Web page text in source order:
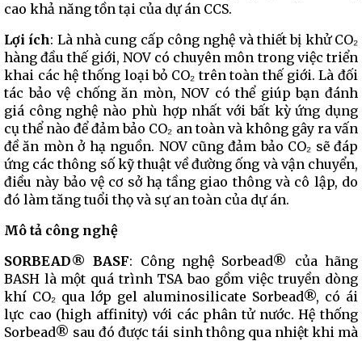
cao khả năng tồn tại của dự án CCS.
Lợi ích: Là nhà cung cấp công nghệ và thiết bị khử CO₂
hàng đầu thế giới, NOV có chuyên môn trong việc triển
khai các hệ thống loại bỏ CO₂ trên toàn thế giới. Là đối
tác bảo vệ chống ăn mòn, NOV có thể giúp bạn đánh
giá công nghệ nào phù hợp nhất với bất kỳ ứng dụng
cụ thể nào để đảm bảo CO₂ an toàn và không gây ra vấn
đề ăn mòn ở hạ nguồn. NOV cũng đảm bảo CO₂ sẽ đáp
ứng các thông số kỹ thuật về đường ống và vận chuyển,
điều này bảo vệ cơ sở hạ tầng giao thông và cô lập, do
đó làm tăng tuổi thọ và sự an toàn của dự án.
Mô tả công nghệ
SORBEAD® BASF: Công nghệ Sorbead® của hãng
BASH là một quá trình TSA bao gồm việc truyền dòng
khí CO₂ qua lớp gel aluminosilicate Sorbead®, có ái
lực cao (high affinity) với các phân tử nước. Hệ thống
Sorbead® sau đó được tái sinh thông qua nhiệt khi mà